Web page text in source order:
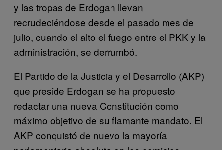
y las tropas de Erdogan llevan
recrudeciéndose desde el pasado mes de
julio, cuando el alto el fuego entre el PKK y la
administración, se derrumbó.
El Partido de la Justicia y el Desarrollo (AKP)
que preside Erdogan se ha propuesto
redactar una nueva Constitución como
máximo objetivo de su flamante mandato. El
AKP conquistó de nuevo la mayoría